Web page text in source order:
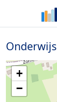
Onderwijs
+
−